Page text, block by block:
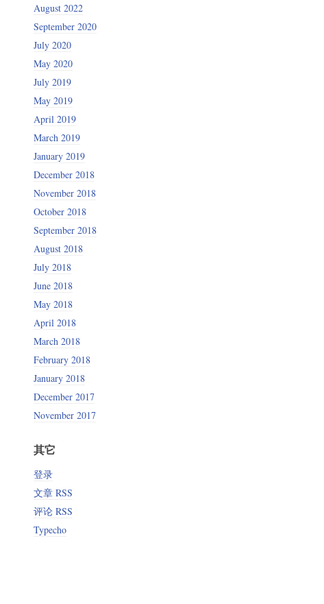
August 2022
September 2020
July 2020
May 2020
July 2019
May 2019
April 2019
March 2019
January 2019
December 2018
November 2018
October 2018
September 2018
August 2018
July 2018
June 2018
May 2018
April 2018
March 2018
February 2018
January 2018
December 2017
November 2017
其它
登录
文章 RSS
评论 RSS
Typecho